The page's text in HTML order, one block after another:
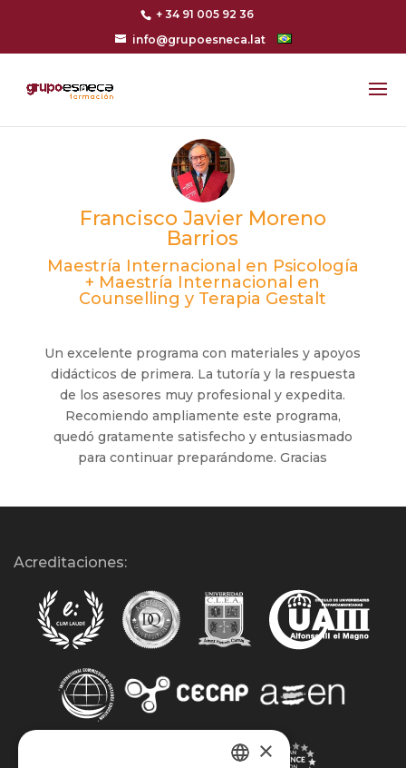
+ 34 91 005 92 36
info@grupoesneca.lat
Francisco Javier Moreno
Barrios
Maestría Internacional en Psicología
+ Maestría Internacional en
Counselling y Terapia Gestalt
Un excelente programa con materiales y apoyos
didácticos de primera. La tutoría y la respuesta
de los asesores muy profesional y expedita.
Recomiendo ampliamente este programa,
quedó gratamente satisfecho y entusiasmado
para continuar preparándome. Gracias
Acreditaciones:
×